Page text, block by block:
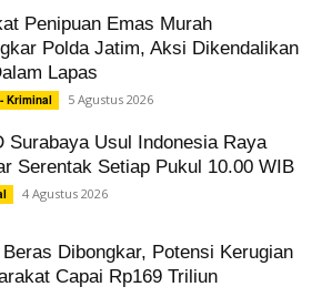
Penipuan Emas Murah
Polda Jatim, Aksi Dikendalikan
Lapas
Kriminal 5 Agustus 2026
Surabaya Usul Indonesia Raya
Serentak Setiap Pukul 10.00 WIB
4 Agustus 2026
Beras Dibongkar, Potensi Kerugian
Capai Rp169 Triliun